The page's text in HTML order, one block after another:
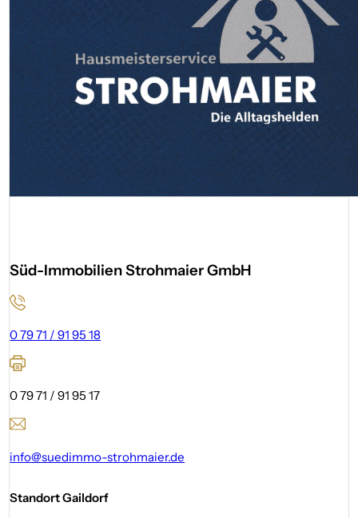
Süd-Immobilien Strohmaier GmbH
0 79 71 / 91 95 18
0 79 71 / 91 95 17
info@suedimmo-strohmaier.de
Standort Gaildorf